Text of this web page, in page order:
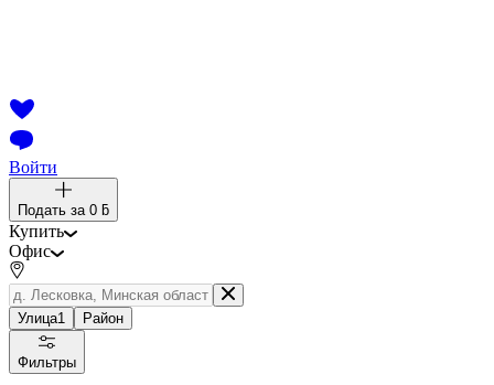
Войти
Подать за 0 ƃ
Купить
Офис
Улица1 Район
Фильтры